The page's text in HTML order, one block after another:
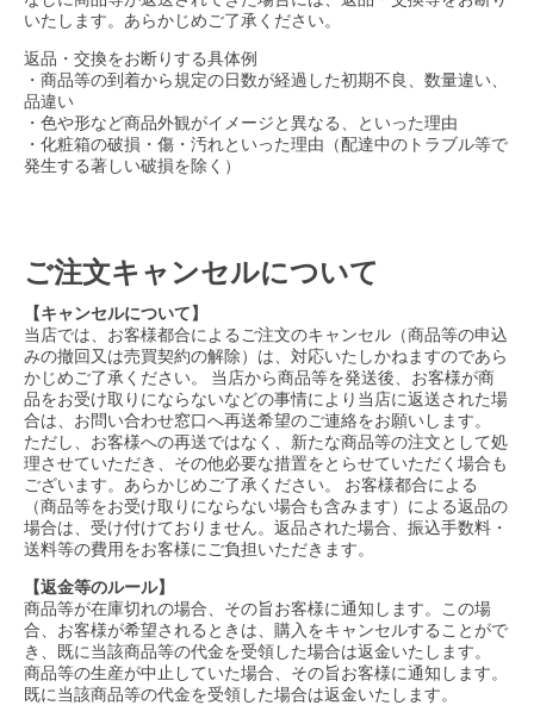
いたします。あらかじめご了承ください。
返品・交換をお断りする具体例
・商品等の到着から規定の日数が経過した初期不良、数量違い、
品違い
・色や形など商品外観がイメージと異なる、といった理由
・化粧箱の破損・傷・汚れといった理由（配達中のトラブル等で
発生する著しい破損を除く）
ご注文キャンセルについて
【キャンセルについて】
当店では、お客様都合によるご注文のキャンセル（商品等の申込
みの撤回又は売買契約の解除）は、対応いたしかねますのであら
かじめご了承ください。 当店から商品等を発送後、お客様が商
品をお受け取りにならないなどの事情により当店に返送された場
合は、お問い合わせ窓口へ再送希望のご連絡をお願いします。
ただし、お客様への再送ではなく、新たな商品等の注文として処
理させていただき、その他必要な措置をとらせていただく場合も
ございます。あらかじめご了承ください。 お客様都合による
（商品等をお受け取りにならない場合も含みます）による返品の
場合は、受け付けておりません。返品された場合、振込手数料・
送料等の費用をお客様にご負担いただきます。
【返金等のルール】
商品等が在庫切れの場合、その旨お客様に通知します。この場
合、お客様が希望されるときは、購入をキャンセルすることがで
き、既に当該商品等の代金を受領した場合は返金いたします。
商品等の生産が中止していた場合、その旨お客様に通知します。
既に当該商品等の代金を受領した場合は返金いたします。